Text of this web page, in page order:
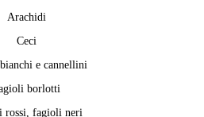
Arachidi
Ceci
e cannellini
borlotti
rossi, fagioli neri